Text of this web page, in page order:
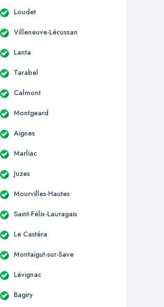
Loudet
Villeneuve-Lécussan
Lanta
Tarabel
Calmont
Montgeard
Aignes
Marliac
Juzes
Mourvilles-Hautes
Saint-Félix-Lauragais
Le Castéra
Montaigut-sur-Save
Lévignac
Bagiry